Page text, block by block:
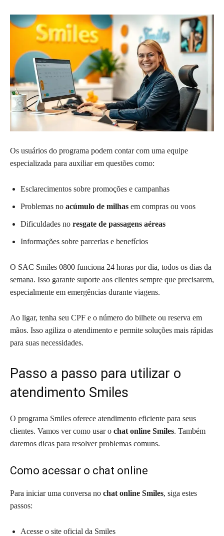
Os usuários do programa podem contar com uma equipe
especializada para auxiliar em questões como:
Esclarecimentos sobre promoções e campanhas
Problemas no acúmulo de milhas em compras ou voos
Dificuldades no resgate de passagens aéreas
Informações sobre parcerias e benefícios
O SAC Smiles 0800 funciona 24 horas por dia, todos os dias da
semana. Isso garante suporte aos clientes sempre que precisarem,
especialmente em emergências durante viagens.
Ao ligar, tenha seu CPF e o número do bilhete ou reserva em
mãos. Isso agiliza o atendimento e permite soluções mais rápidas
para suas necessidades.
Passo a passo para utilizar o
atendimento Smiles
O programa Smiles oferece atendimento eficiente para seus
clientes. Vamos ver como usar o chat online Smiles. Também
daremos dicas para resolver problemas comuns.
Como acessar o chat online
Para iniciar uma conversa no chat online Smiles, siga estes
passos:
Acesse o site oficial da Smiles